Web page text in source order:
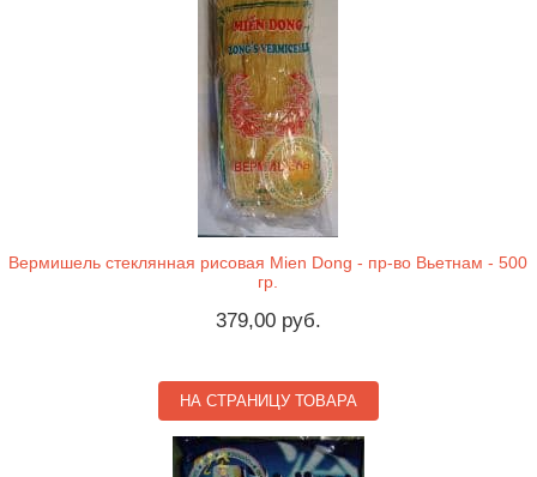
Вермишель стеклянная рисовая Mien Dong - пр-во Вьетнам - 500
гр.
379,00 руб.
НА СТРАНИЦУ ТОВАРА